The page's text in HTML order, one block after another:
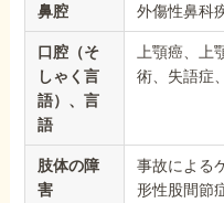
鼻腔 外傷性鼻科
口腔（そ
しゃく言
語）、言
語
上顎癌、上
術、失語症
肢体の障
害
事故による
形性股間節